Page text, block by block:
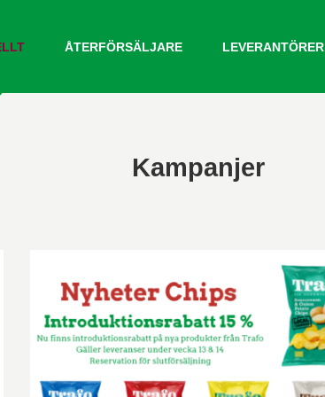
ÅTERFÖRSÄLJARE LEVERANTÖRER
Kampanjer